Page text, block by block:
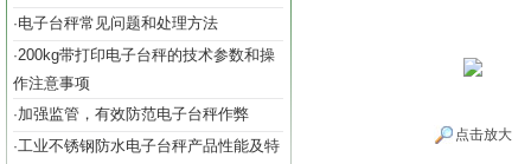
·电子台秤常见问题和处理方法
·200kg带打印电子台秤的技术参数和操
作注意事项
·加强监管，有效防范电子台秤作弊
·工业不锈钢防水电子台秤产品性能及特
点击放大